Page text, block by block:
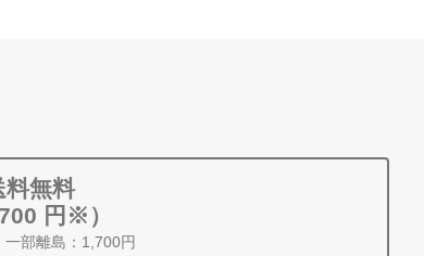
料無料
円※）
部離島：1,700円